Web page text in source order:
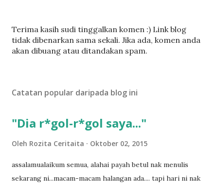
C
a
t
l
Terima kasih sudi tinggalkan komen :) Link blog
tidak dibenarkan sama sekali. Jika ada, komen anda
akan dibuang atau ditandakan spam.
Catatan popular daripada blog ini
"Dia r*gol-r*gol saya..."
Oleh Rozita Ceritaita Oktober 02, 2015
assalamualaikum semua, alahai payah betul nak menulis
sekarang ni...macam-macam halangan ada.... tapi hari ni nak